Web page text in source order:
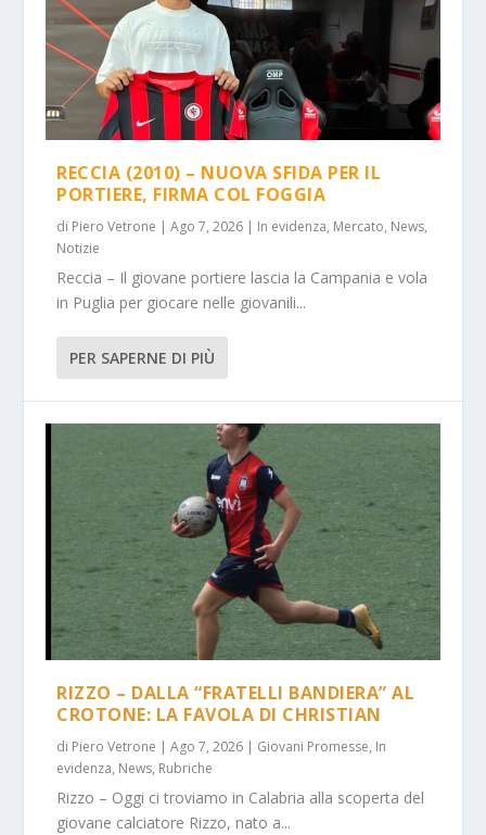
RECCIA (2010) – NUOVA SFIDA PER IL
PORTIERE, FIRMA COL FOGGIA
di Piero Vetrone |Ago 7, 2026 | In evidenza, Mercato, News,
Notizie
Reccia – Il giovane portiere lascia la Campania e vola
in Puglia per giocare nelle giovanili...
PER SAPERNE DI PIÙ
RIZZO – DALLA “FRATELLI BANDIERA” AL
CROTONE: LA FAVOLA DI CHRISTIAN
di Piero Vetrone |Ago 7, 2026 | Giovani Promesse, In
evidenza, News, Rubriche
Rizzo – Oggi ci troviamo in Calabria alla scoperta del
giovane calciatore Rizzo, nato a...